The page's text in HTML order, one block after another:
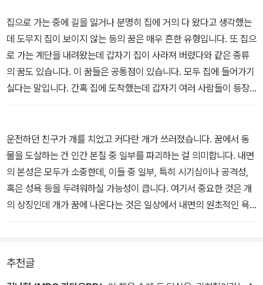
신의 스승인 브로이어 교수가 대신 좀 풀어주었으면 하는 바람이 설
사약이란 상징을 통해 나타나고 있습니다. 꿈은 이처럼 한 가지 장면
속에서도 여러 가지 감정의 실타래인 갈등을 해소시켜 주어, 다음 날
거뜬한 하루를 시작하게 만들어줍니다. _‘꿈은 갈등이다’ 중에서
각하나요?‘참을까, 아니면 배설할까?’지요. 여기에는 통제력과 더불
어 빠른 판단이 필요한데, 이 부분이 잘 안되면 우유부단해지기 십상
입니다. 결정을 잘 못 내리는 사람들은 소위‘강박 성향’이 항문기에 고
착되어 있다고도 이야기합니다. _‘숨어 버린 화장실’중에서
집으로 가는 중에 길을 잃거나 분명히 집에 거의 다 왔다고 생각했는
데 도무지 집이 보이지 않는 등의 꿈은 매우 흔한 유형입니다. 또 집으
로 가는 계단을 내려왔는데 갑자기 집이 사라져 버렸다와 같은 종류
의 꿈도 있습니다. 이 꿈들은 공통점이 있습니다. 모두 집에 들어가기
싫다는 말입니다. 간혹 집에 도착했는데 갑자기 여러 사람들이 등장
해 나를 집 안으로 들어가지 못하게 할 때도 있습니다. 꿈에 나오는 사
하게 막고 있는 것입니다. 간혹 엘리베이터에 귀신이 나오는 괴담이
떠돌 때가 있지요? 이것이 괜히 나온 게 아닙니다. 엘리베이터 속 귀
신은 거의 대부분 집을 떠올렸을 때 떠오르는 불쾌감을 상징합니다.
_‘엘리베이터의 공중 질주’중에서
운전하던 친구가 개를 치었고 커다란 개가 쓰러졌습니다. 꿈에서 동
물을 도살하는 건 인간 본질 중 일부를 파괴하는 걸 의미합니다. 내면
의 본성은 모두가 소중한데, 이들 중 일부, 특히 시기심이나 공격성,
혹은 성욕 등을 두려워하실 가능성이 큽니다. 여기서 중요한 것은 개
의 상징인데 개가 꿈에 나온다는 것은 일상에서 내면의 원초적인 욕
구를 제대로 수용하지 못하고 있음을 뜻합니다. 그래서 소위 개 꿈은
추천글